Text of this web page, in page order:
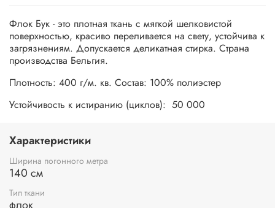
Флок Бук - это плотная ткань с мягкой шелковистой
поверхностью, красиво переливается на свету, устойчива к
загрязнениям. Допускается деликатная стирка. Страна
производства Бельгия.
Плотность: 400 г/м. кв. Состав: 100% полиэстер
Устойчивость к истиранию (циклов): 50 000
Характеристики
Ширина погонного метра
140 см
Тип ткани